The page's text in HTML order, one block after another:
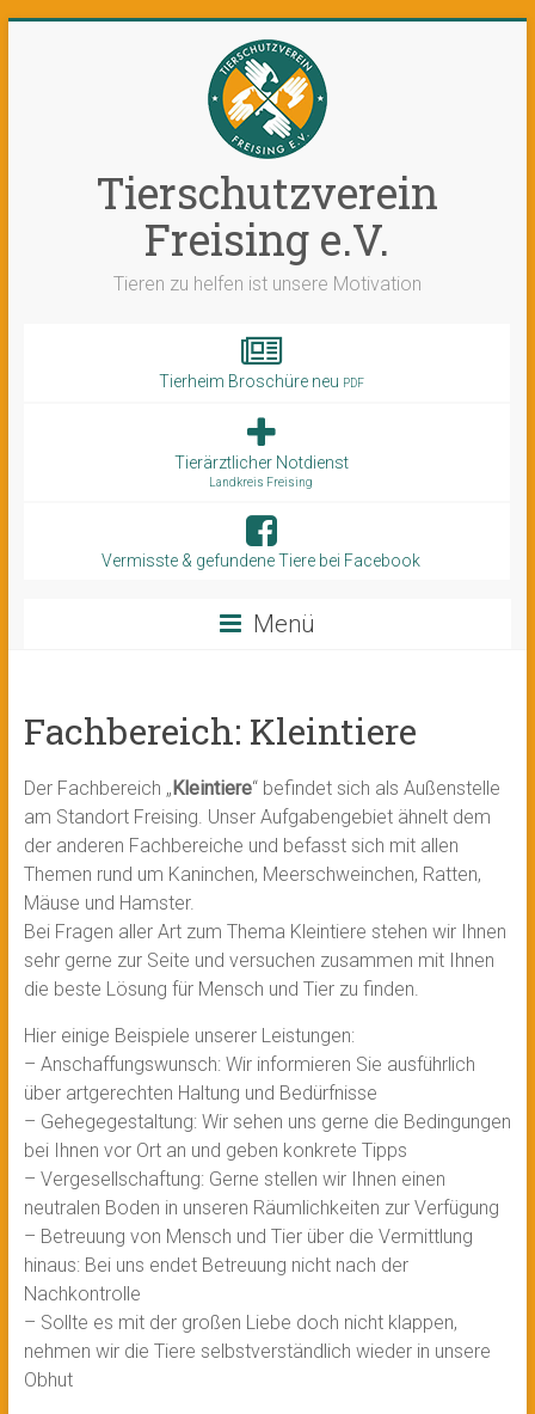
Tierschutzverein
Freising e.V.
Tieren zu helfen ist unsere Motivation
Tierheim Broschüre neu PDF
Tierärztlicher Notdienst
Landkreis Freising
Vermisste & gefundene Tiere bei Facebook
Menü
Fachbereich: Kleintiere
Der Fachbereich „ Kleintiere“ befindet sich als Außenstelle
am Standort Freising. Unser Aufgabengebiet ähnelt dem
der anderen Fachbereiche und befasst sich mit allen
Themen rund um Kaninchen, Meerschweinchen, Ratten,
Mäuse und Hamster.
Bei Fragen aller Art zum Thema Kleintiere stehen wir Ihnen
sehr gerne zur Seite und versuchen zusammen mit Ihnen
die beste Lösung für Mensch und Tier zu finden.
Hier einige Beispiele unserer Leistungen:
– Anschaffungswunsch: Wir informieren Sie ausführlich
über artgerechten Haltung und Bedürfnisse
– Gehegegestaltung: Wir sehen uns gerne die Bedingungen
bei Ihnen vor Ort an und geben konkrete Tipps
– Vergesellschaftung: Gerne stellen wir Ihnen einen
neutralen Boden in unseren Räumlichkeiten zur Verfügung
– Betreuung von Mensch und Tier über die Vermittlung
hinaus: Bei uns endet Betreuung nicht nach der
Nachkontrolle
– Sollte es mit der großen Liebe doch nicht klappen,
nehmen wir die Tiere selbstverständlich wieder in unsere
Obhut